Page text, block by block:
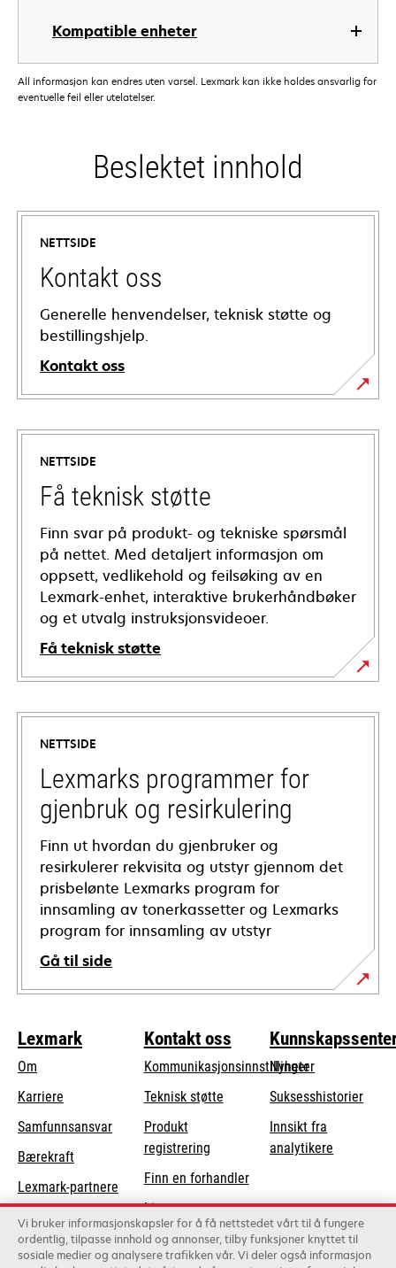
Kompatible enheter
All informasjon kan endres uten varsel. Lexmark kan ikke holdes ansvarlig for
eventuelle feil eller utelatelser.
Beslektet innhold
NETTSIDE
Kontakt oss
Generelle henvendelser, teknisk støtte og
bestillingshjelp.
Kontakt oss
NETTSIDE
Få teknisk støtte
Finn svar på produkt- og tekniske spørsmål
på nettet. Med detaljert informasjon om
oppsett, vedlikehold og feilsøking av en
Lexmark-enhet, interaktive brukerhåndbøker
og et utvalg instruksjonsvideoer.
Få teknisk støtte
opens
in
new
tab
NETTSIDE
Lexmarks programmer for
gjenbruk og resirkulering
Finn ut hvordan du gjenbruker og
resirkulerer rekvisita og utstyr gjennom det
prisbelønte Lexmarks program for
innsamling av tonerkassetter og Lexmarks
program for innsamling av utstyr
Gå til side
Lexmark
Om
Karriere
Samfunnsansvaropens
new
tab
Bærekraft
Lexmark-partnere
Kontakt oss
Kommunikasjonsinnstillinger
Teknisk støtteopens
tab
Produkt
registrering
Finn en forhandler
Liste over
grossister
Nyheter
Suksesshistorier
Innsikt fra
analytikere
Vi bruker informasjonskapsler for å få nettstedet vårt til å fungere
ordentlig, tilpasse innhold og annonser, tilby funksjoner knyttet til
sosiale medier og analysere trafikken vår. Vi deler også informasjon